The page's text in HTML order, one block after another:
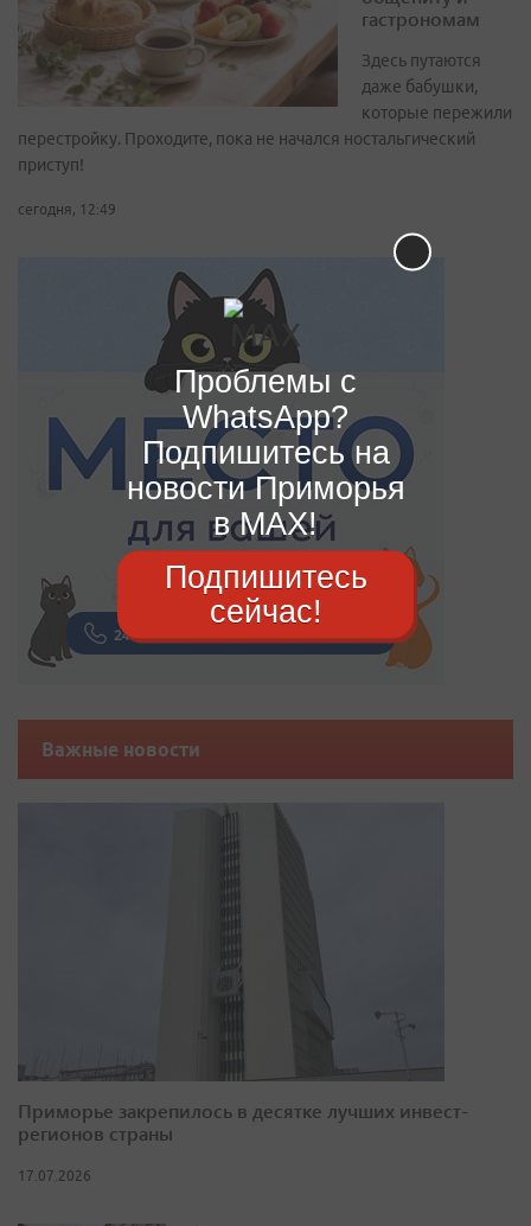
гастрономам
Здесь путаются
даже бабушки,
которые пережили
перестройку. Проходите, пока не начался ностальгический
приступ!
сегодня, 12:49
Важные новости
Приморье закрепилось в десятке лучших инвест-
регионов страны
17.07.2026
Проблемы с
WhatsApp?
Подпишитесь на
новости Приморья
в MAX!
Подпишитесь
сейчас!